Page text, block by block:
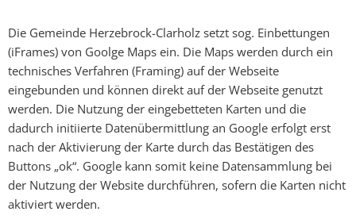
Die Gemeinde Herzebrock-Clarholz setzt sog. Einbettungen
(iFrames) von Goolge Maps ein. Die Maps werden durch ein
technisches Verfahren (Framing) auf der Webseite
eingebunden und können direkt auf der Webseite genutzt
werden. Die Nutzung der eingebetteten Karten und die
dadurch initiierte Datenübermittlung an Google erfolgt erst
nach der Aktivierung der Karte durch das Bestätigen des
Buttons „ok“. Google kann somit keine Datensammlung bei
der Nutzung der Website durchführen, sofern die Karten nicht
aktiviert werden.